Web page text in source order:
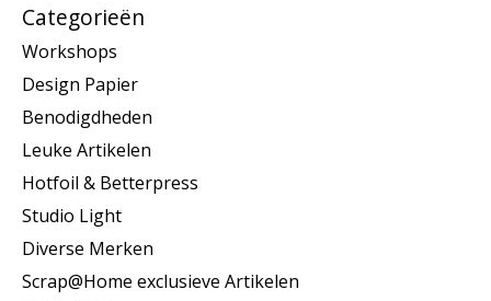
Categorieën
Workshops
Design Papier
Benodigdheden
Leuke Artikelen
Hotfoil & Betterpress
Studio Light
Diverse Merken
Scrap@Home exclusieve Artikelen